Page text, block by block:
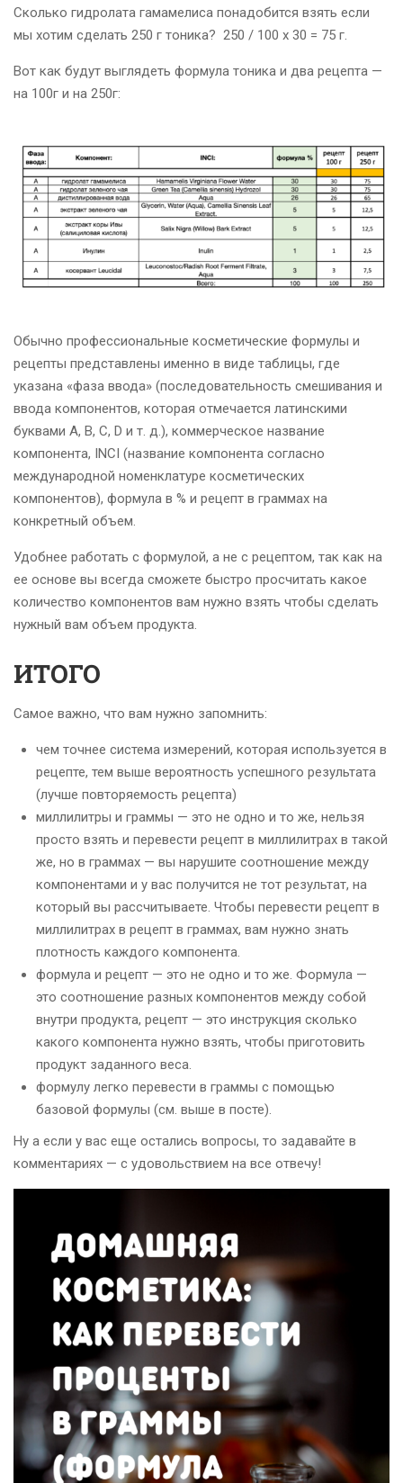
Сколько гидролата гамамелиса понадобится взять если
мы хотим сделать 250 г тоника? 250 / 100 х 30 = 75 г.
Вот как будут выглядеть формула тоника и два рецепта —
на 100г и на 250г:
Обычно профессиональные косметические формулы и
рецепты представлены именно в виде таблицы, где
указана «фаза ввода» (последовательность смешивания и
ввода компонентов, которая отмечается латинскими
буквами А, В, С, D и т. д.), коммерческое название
компонента, INCI (название компонента согласно
международной номенклатуре косметических
компонентов), формула в % и рецепт в граммах на
конкретный объем.
Удобнее работать с формулой, а не с рецептом, так как на
ее основе вы всегда сможете быстро просчитать какое
количество компонентов вам нужно взять чтобы сделать
нужный вам объем продукта.
ИТОГО
Самое важно, что вам нужно запомнить:
чем точнее система измерений, которая используется в
рецепте, тем выше вероятность успешного результата
(лучше повторяемость рецепта)
миллилитры и граммы — это не одно и то же, нельзя
просто взять и перевести рецепт в миллилитрах в такой
же, но в граммах — вы нарушите соотношение между
компонентами и у вас получится не тот результат, на
который вы рассчитываете. Чтобы перевести рецепт в
миллилитрах в рецепт в граммах, вам нужно знать
плотность каждого компонента.
формула и рецепт — это не одно и то же. Формула —
это соотношение разных компонентов между собой
внутри продукта, рецепт — это инструкция сколько
какого компонента нужно взять, чтобы приготовить
продукт заданного веса.
формулу легко перевести в граммы с помощью
базовой формулы (см. выше в посте).
Ну а если у вас еще остались вопросы, то задавайте в
комментариях — с удовольствием на все отвечу!